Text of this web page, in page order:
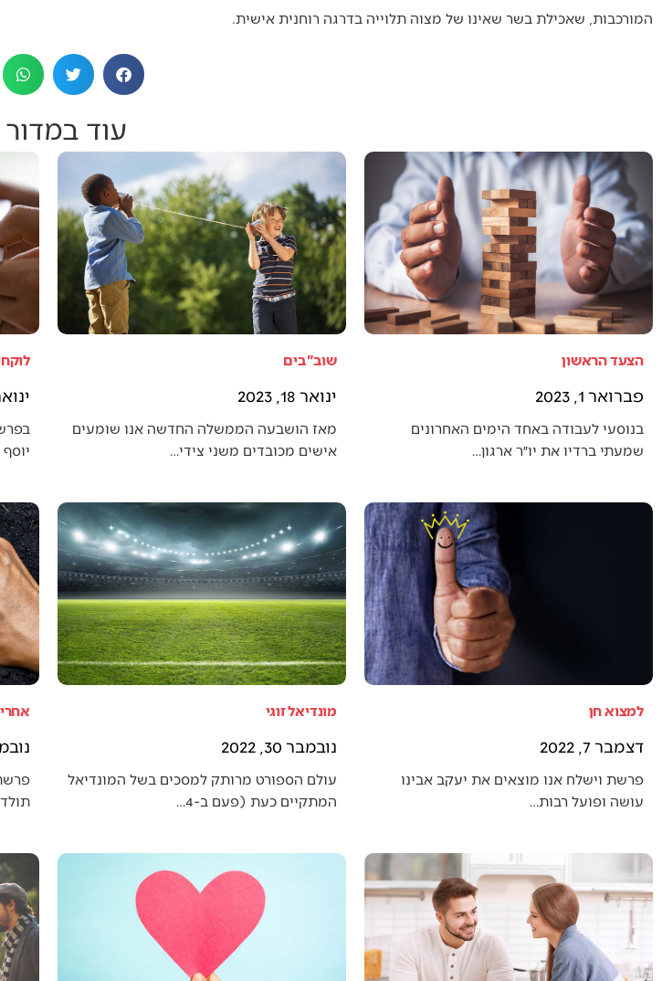
המורכבות, שאכילת בשר שאינו של מצוה תלוייה בדרגה רוחנית אישית.
עוד
הצעד הראשון
פברואר 1, 2023
בנוסעי לעבודה באחד הימים האחרונים
שמעתי ברדיו את יו״ר ארגון…
שוב"בים
ינואר 18, 2023
מאז הושבעה הממשלה החדשה אנו שומעים
אישים מכובדים משני צידי…
ינואר 4,
למצוא חן
דצמבר 7, 2022
פרשת וישלח אנו מוצאים את יעקב אבינו
עושה ופועל רבות…
מונדיאל זוגי
נובמבר 30, 2022
עולם הספורט מרותק למסכים בשל המונדיאל
המתקיים כעת (פעם ב-4…
נובמבר